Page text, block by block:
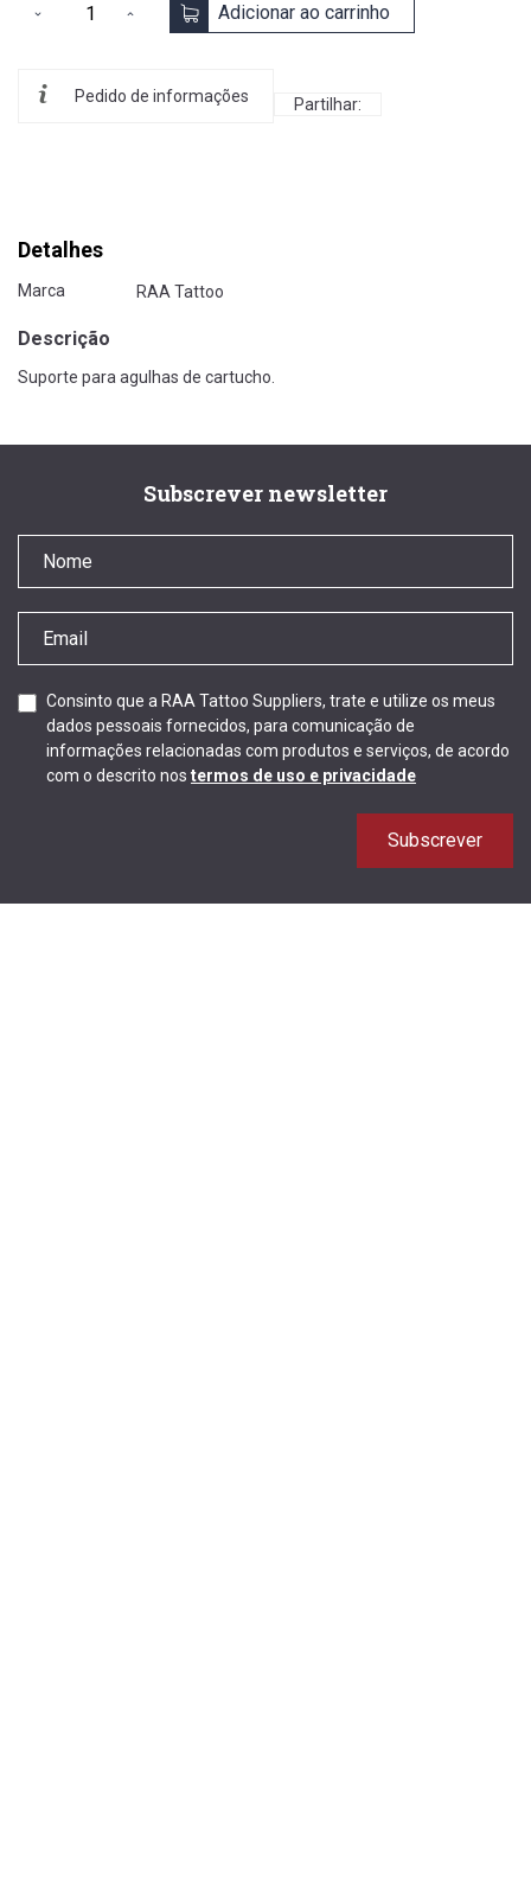
Adicionar ao carrinho
Pedido de informações Partilhar:
Detalhes
Marca RAA Tattoo
Descrição
Suporte para agulhas de cartucho.
Subscrever newsletter
Consinto que a RAA Tattoo Suppliers, trate e utilize os meus
dados pessoais fornecidos, para comunicação de
informações relacionadas com produtos e serviços, de acordo
com o descrito nos termos de uso e privacidade
Subscrever